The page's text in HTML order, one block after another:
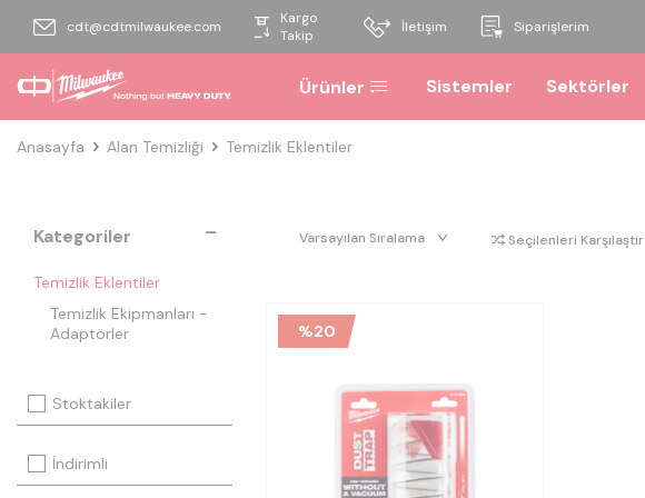
cdt@cdtmilwaukee.com
Kargo
Takip
İletişim Siparişlerim
Ürünler Sistemler Sektörler
Anasayfa Alan Temizliği Temizlik Eklentiler
Kategoriler
Temizlik Eklentiler
Temizlik Ekipmanları -
Adaptörler
Stoktakiler
İndirimli
Seçilenleri Karşılaştır
%20